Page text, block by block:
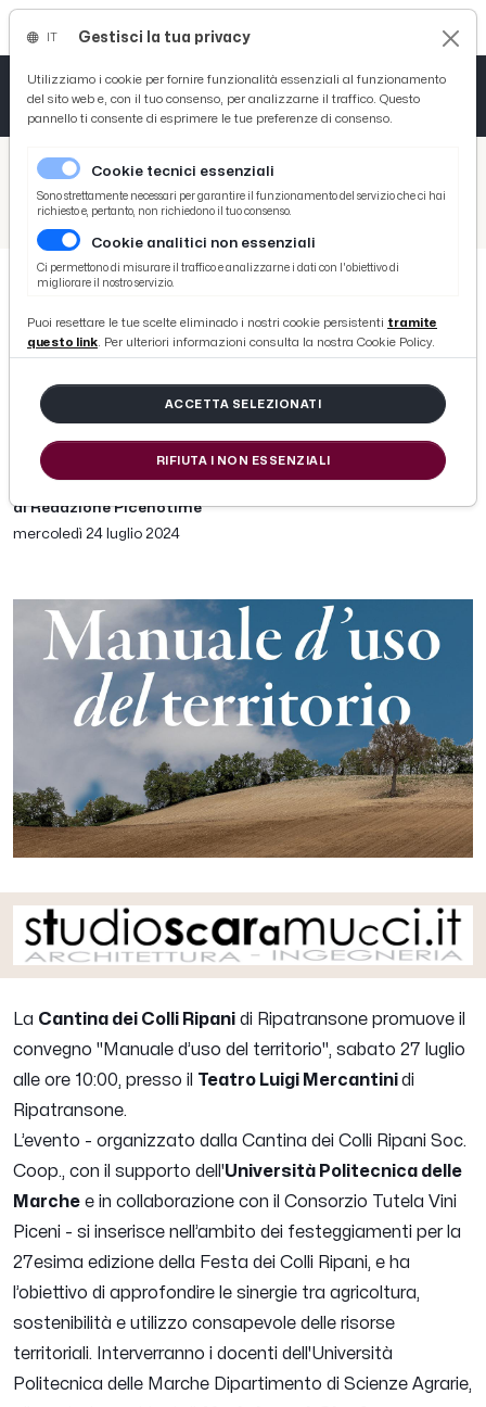
/ Picenotime
/ Eventi e Cultura
A Ripatransone convegno della ''Cantina Colli Ripani'' in collaborazione con Università Politecnica delle Marche
A Ripatransone convegno della
''Cantina Colli Ripani'' in
collaborazione con Università
Politecnica delle Marche
di Redazione Picenotime
mercoledì 24 luglio 2024
La Cantina dei Colli Ripani di Ripatransone promuove il
convegno "Manuale d’uso del territorio", sabato 27 luglio
alle ore 10:00, presso il Teatro Luigi Mercantinidi
Ripatransone.
L’evento - organizzato dalla Cantina dei Colli Ripani Soc.
Coop., con il supporto dell'Università Politecnica delle
Marche e in collaborazione con il Consorzio Tutela Vini
Piceni - si inserisce nell’ambito dei festeggiamenti per la
27esima edizione della Festa dei Colli Ripani, e ha
l’obiettivo di approfondire le sinergie tra agricoltura,
sostenibilità e utilizzo consapevole delle risorse
territoriali. Interverranno i docenti dell'Università
Politecnica delle Marche Dipartimento di Scienze Agrarie,
Gestisci la tua privacy
Utilizziamo i cookie per fornire funzionalità essenziali al funzionamento
del sito web e, con il tuo consenso, per analizzarne il traffico. Questo
pannello ti consente di esprimere le tue preferenze di consenso.
Cookie tecnici essenziali
Sono strettamente necessari per garantire il funzionamento del servizio che ci hai
richiesto e, pertanto, non richiedono il tuo consenso.
Cookie analitici non essenziali
Ci permettono di misurare il traffico e analizzarne i dati con l'obiettivo di
migliorare il nostro servizio.
Puoi resettare le tue scelte eliminado i nostri cookie persistenti tramite
questo link. Per ulteriori informazioni consulta la nostra Cookie Policy.
ACCETTA SELEZIONATI
RIFIUTA I NON ESSENZIALI
Tutto News
Tutto Sport
Basket
Ciclismo
Tutto Curiosità